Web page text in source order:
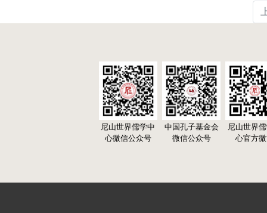
尼山世界儒学中
心微信公众号
中国孔子基金会
微信公众号
尼山世界
心官方